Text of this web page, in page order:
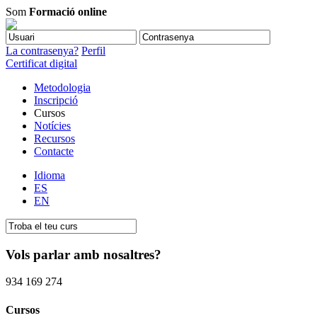
Som Formació online
La contrasenya? Perfil
Certificat digital
Metodologia
Inscripció
Cursos
Notícies
Recursos
Contacte
Idioma
ES
EN
Vols parlar amb nosaltres?
934 169 274
Cursos